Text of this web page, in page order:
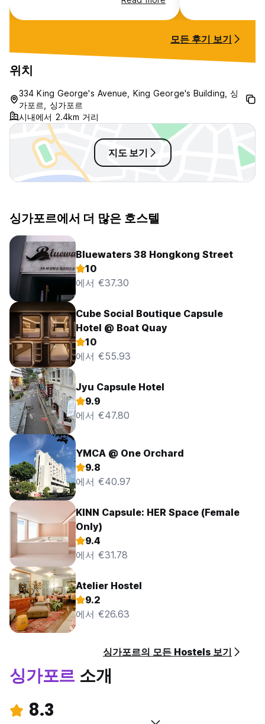
room was nice and cool !!
모든 후기 보기
위치
334 King George's Avenue, King George's Building, 싱
가포르, 싱가포르
시내에서 2.4km 거리
지도 보기
싱가포르에서 더 많은 호스텔
Bluewaters 38 Hongkong Street
10
에서 €37.30
Cube Social Boutique Capsule
Hotel @ Boat Quay
10
에서 €55.93
Jyu Capsule Hotel
9.9
에서 €47.80
YMCA @ One Orchard
9.8
에서 €40.97
KINN Capsule: HER Space (Female
Only)
9.4
에서 €31.78
Atelier Hostel
9.2
에서 €26.63
싱가포르의 모든 Hostels 보기
싱가포르 소개
8.3